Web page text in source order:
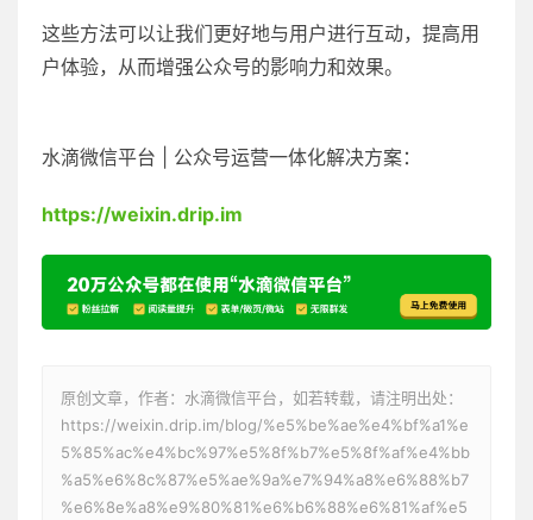
这些方法可以让我们更好地与用户进行互动，提高用
户体验，从而增强公众号的影响力和效果。
水滴微信平台 | 公众号运营一体化解决方案：
https://weixin.drip.im
原创文章，作者：水滴微信平台，如若转载，请注明出处：
https://weixin.drip.im/blog/%e5%be%ae%e4%bf%a1%e
5%85%ac%e4%bc%97%e5%8f%b7%e5%8f%af%e4%bb
%a5%e6%8c%87%e5%ae%9a%e7%94%a8%e6%88%b7
%e6%8e%a8%e9%80%81%e6%b6%88%e6%81%af%e5